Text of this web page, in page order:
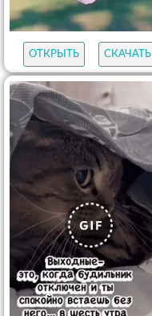
ОТКРЫТЬ СКАЧАТЬ